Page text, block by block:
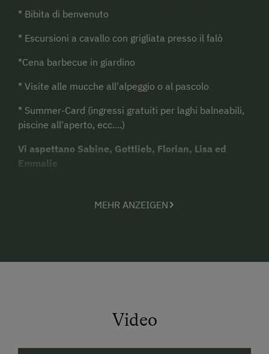
* Bibita di benvenuto
* Escursioni a cavallo con grigliata presso il falò
*Cena barbecue in giardino
* Visite alle mucche all'alpeggio o al pascolo
* Summer-Card (ingressi gratuiti per laghi balneabili,
piscine all'aperto, ecc....)
Vi aspettano Sabine, Gottlieb, Florian, Lisa ed
Emmalie
MEHR ANZEIGEN
Video